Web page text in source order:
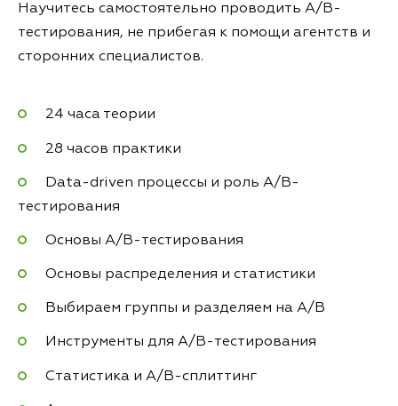
Научитесь самостоятельно проводить A/B-
тестирования, не прибегая к помощи агентств и
сторонних специалистов.
24 часа теории
28 часов практики
Data-driven процессы и роль A/B-
тестирования
Основы A/B-тестирования
Основы распределения и статистики
Выбираем группы и разделяем на A/B
Инструменты для А/B-тестирования
Статистика и А/B-сплиттинг